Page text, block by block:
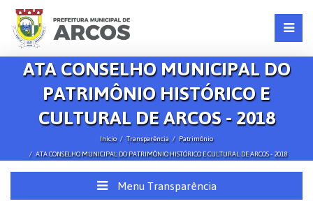
ATA CONSELHO MUNICIPAL DO
PATRIMÔNIO HISTÓRICO E
CULTURAL DE ARCOS - 2018
Início Transparência
Patrimônio
ATA CONSELHO MUNICIPAL DO PATRIMÔNIO HISTÓRICO E CULTURAL DE ARCOS - 2018
Menu Transparência